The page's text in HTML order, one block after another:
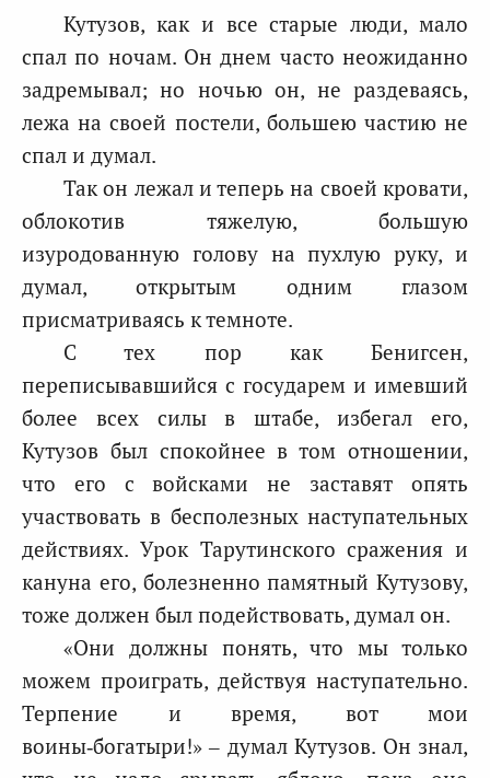
Кутузов, как и все старые люди, мало
спал по ночам. Он днем часто неожиданно
задремывал; но ночью он, не раздеваясь,
лежа на своей постели, большею частию не
спал и думал.
Так он лежал и теперь на своей кровати,
облокотив тяжелую, большую
изуродованную голову на пухлую руку, и
думал, открытым одним глазом
присматриваясь к темноте.
С тех пор как Бенигсен,
переписывавшийся с государем и имевший
более всех силы в штабе, избегал его,
Кутузов был спокойнее в том отношении,
что его с войсками не заставят опять
участвовать в бесполезных наступательных
действиях. Урок Тарутинского сражения и
кануна его, болезненно памятный Кутузову,
тоже должен был подействовать, думал он.
«Они должны понять, что мы только
можем проиграть, действуя наступательно.
Терпение и время, вот мои
воины‑богатыри!» – думал Кутузов. Он знал,